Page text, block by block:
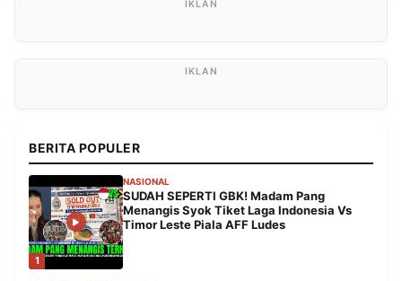
BERITA POPULER
1
NASIONAL
SUDAH SEPERTI GBK! Madam Pang
Menangis Syok Tiket Laga Indonesia Vs
Timor Leste Piala AFF Ludes